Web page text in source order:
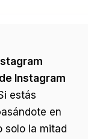
Instagram
estás
en
solo la mitad